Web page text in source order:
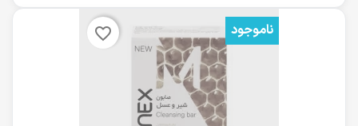
ناموجود favorite_border